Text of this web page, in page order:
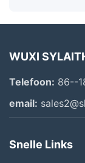
WUXI
Telefoon: 86--
email:
Snelle Links